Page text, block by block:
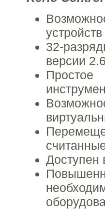
32-
версии 2.6
Доступен